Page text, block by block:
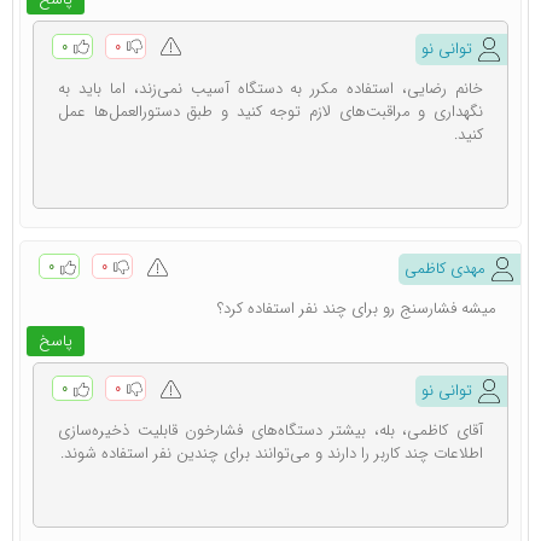
به گفته WebMD:
Your doctor may recommend that you use a home
ترجمه: پزشک شما ممکن است توصیه کند که برای بررسی فشار
خون خودتان بین ویزیت‌ها، از دستگاه فشارسنج خانگی
استفاده کنید.مزایا و کاربردهای دستگاه فشارسنج
توانی نو ۰ ۰
خانم رضایی، استفاده مکرر به دستگاه آسیب نمی‌زند، اما باید به
نگهداری و مراقبت‌های لازم توجه کنید و طبق دستورالعمل‌ها عمل
کنید.
مهدی کاظمی ۰ ۰
پاسخ
میشه فشارسنج رو برای چند نفر استفاده کرد؟
توانی نو ۰ ۰
آقای کاظمی، بله، بیشتر دستگاه‌های فشارخون قابلیت ذخیره‌سازی
اطلاعات چند کاربر را دارند و می‌توانند برای چندین نفر استفاده شوند.